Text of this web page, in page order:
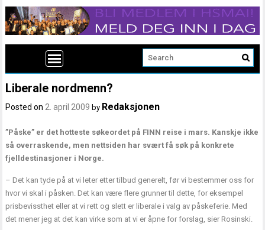
Liberale nordmenn?
Posted on2. april 2009 by Redaksjonen
”Påske” er det hotteste søkeordet på FINN reise i mars. Kanskje ikke
så overraskende, men nettsiden har svært få søk på konkrete
fjelldestinasjoner i Norge.
– Det kan tyde på at vi leter etter tilbud generelt, før vi bestemmer oss for
hvor vi skal i påsken. Det kan være flere grunner til dette, for eksempel
prisbevissthet eller at vi rett og slett er liberale i valg av påskeferie. Med
det mener jeg at det kan virke som at vi er åpne for forslag, sier Rosinski.